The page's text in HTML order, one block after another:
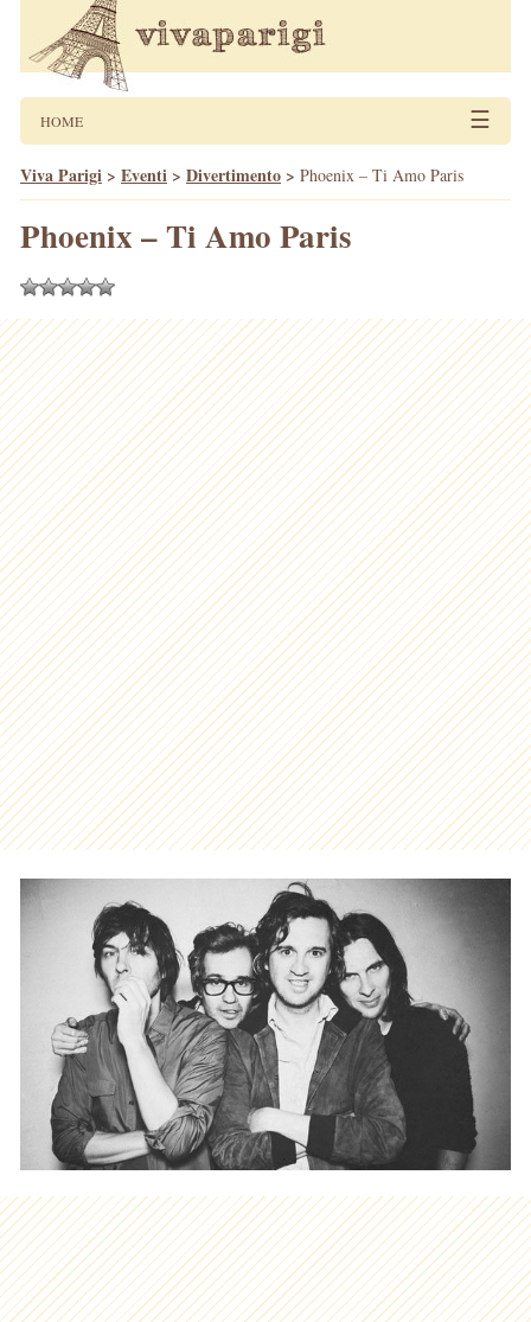
HOME ☰
Viva Parigi > Eventi > Divertimento > Phoenix – Ti Amo Paris
Phoenix – Ti Amo Paris